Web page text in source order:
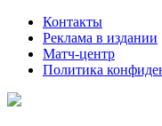
Контакты
Реклама в издании
Матч-центр
Политика